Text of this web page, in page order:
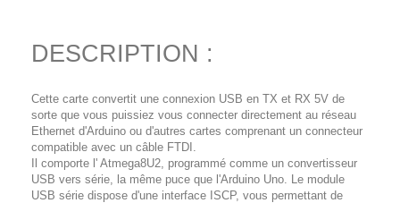
DESCRIPTION :
Cette carte convertit une connexion USB en TX et RX 5V de
sorte que vous puissiez vous connecter directement au réseau
Ethernet d'Arduino ou d'autres cartes comprenant un connecteur
compatible avec un câble FTDI.
Il comporte l' Atmega8U2, programmé comme un convertisseur
USB vers série, la même puce que l'Arduino Uno. Le module
USB série dispose d'une interface ISCP, vous permettant de